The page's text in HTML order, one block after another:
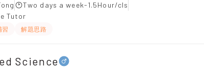
Two days a week-1.5Hour/cls
Tutor
習 解題思路
Science